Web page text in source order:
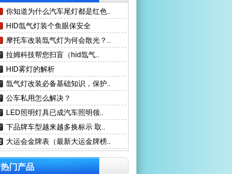
你知道为什么汽车尾灯都是红色..
HID氙气灯装个鱼眼保安全
摩托车改装氙气灯为何会散光？..
拉姆科技帮您扫盲（hid氙气..
HID雾灯的解析
氙气灯改装必备基础知识，保护..
公车私用怎么解决？
LED照明灯具已成汽车照明领..
下品牌车型越来越多换标示 取..
大运会金牌表（最新大运金牌榜..
热门产品